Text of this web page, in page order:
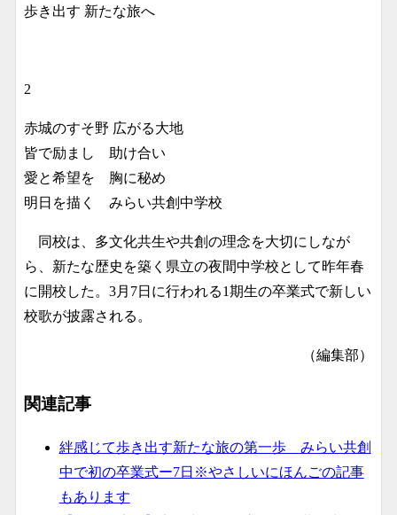
歩き出す 新たな旅へ
2
赤城のすそ野 広がる大地
皆で励まし 助け合い
愛と希望を 胸に秘め
明日を描く みらい共創中学校
同校は、多文化共生や共創の理念を大切にしなが
ら、新たな歴史を築く県立の夜間中学校として昨年春
に開校した。3月7日に行われる1期生の卒業式で新しい
校歌が披露される。
（編集部）
関連記事
絆感じて歩き出す新たな旅の第一歩 みらい共創
中で初の卒業式ー7日※やさしいにほんごの記事
もあります